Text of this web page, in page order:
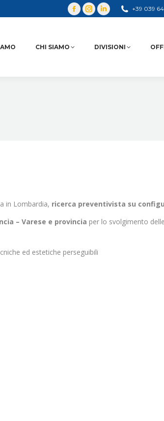
+39 039
CHI SIAMO DIVISIONI
in Lombardia, ricerca preventivista su
– Varese e provincia per lo svolgimento
ed estetiche perseguibili